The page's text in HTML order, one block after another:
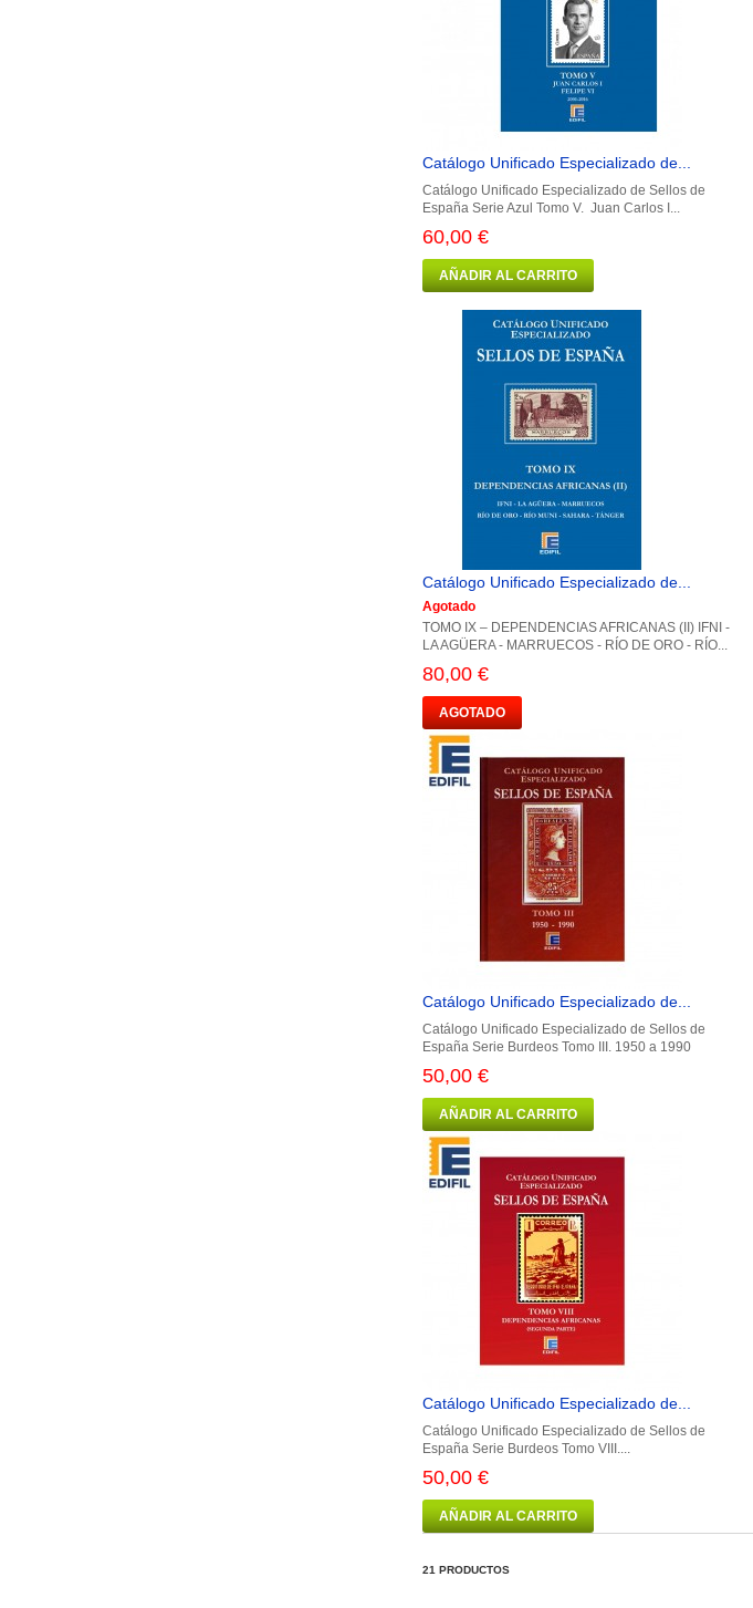
Catálogo Unificado Especializado de...
Catálogo Unificado Especializado de Sellos de
España Serie Azul Tomo V. Juan Carlos I...
60,00 €
AÑADIR AL CARRITO
Catálogo Unificado Especializado de...
Agotado
TOMO IX – DEPENDENCIAS AFRICANAS (II) IFNI -
LA AGÜERA - MARRUECOS - RÍO DE ORO - RÍO...
80,00 €
AGOTADO
Catálogo Unificado Especializado de...
Catálogo Unificado Especializado de Sellos de
España Serie Burdeos Tomo III. 1950 a 1990
50,00 €
AÑADIR AL CARRITO
Catálogo Unificado Especializado de...
Catálogo Unificado Especializado de Sellos de
España Serie Burdeos Tomo VIII....
50,00 €
AÑADIR AL CARRITO
21 PRODUCTOS